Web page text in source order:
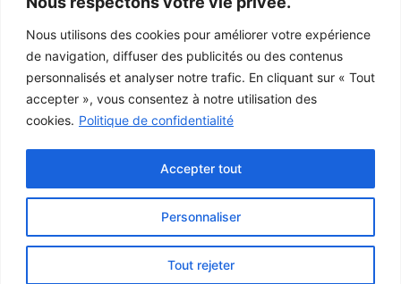
Nous utilisons des cookies pour améliorer votre expérience
de navigation, diffuser des publicités ou des contenus
personnalisés et analyser notre trafic. En cliquant sur « Tout
accepter », vous consentez à notre utilisation des
cookies. Politique de confidentialité
Personnaliser
Tout rejeter
Accepter tout
pas modifier l’œuvre et d’inscrire la référence complète.
Pour toute autre utilisation à des fins publiques, veuillez contacter le
gouvernement du Canada.
© 2026 Musée de la Gaspésie |Connexion